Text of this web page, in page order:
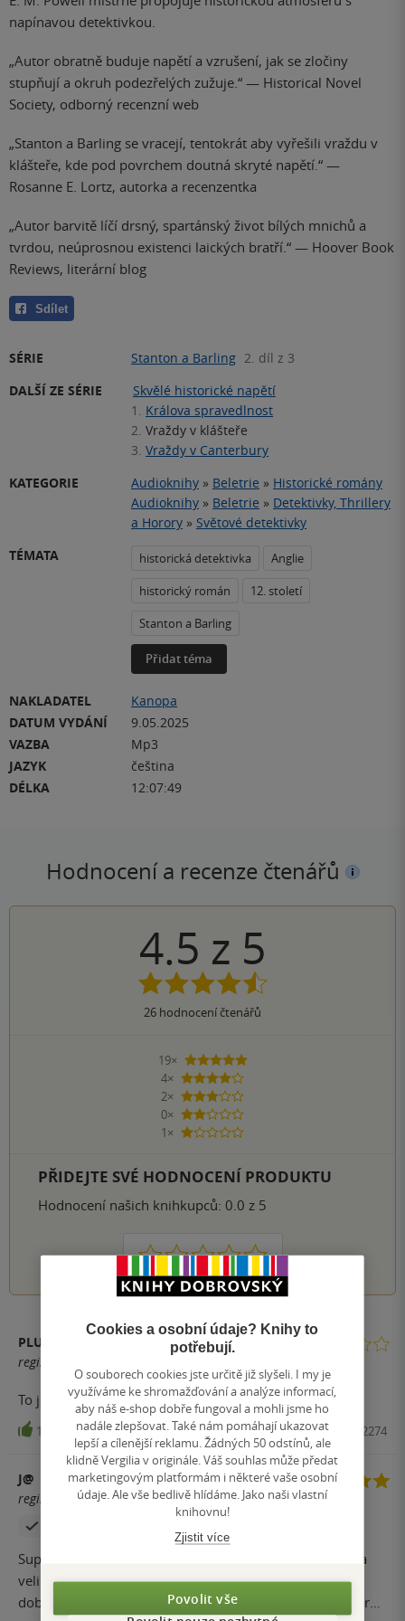
napínavou detektivkou.
„Autor obratně buduje napětí a vzrušení, jak se zločiny
stupňují a okruh podezřelých zužuje.“ — Historical Novel
Society, odborný recenzní web
„Stanton a Barling se vracejí, tentokrát aby vyřešili vraždu v
klášteře, kde pod povrchem doutná skryté napětí.“ —
Rosanne E. Lortz, autorka a recenzentka
„Autor barvitě líčí drsný, spartánský život bílých mnichů a
tvrdou, neúprosnou existenci laických bratří.“ — Hoover Book
Reviews, literární blog
Sdílet
SÉRIE Stanton a Barling 2. díl z 3
DALŠÍ ZE SÉRIE
Skvělé historické napětí
1. Králova spravedlnost
2. Vraždy v klášteře
3. Vraždy v Canterbury
KATEGORIE
Audioknihy » Beletrie » Historické romány
Audioknihy » Beletrie » Detektivky, Thrillery
a Horory » Světové detektivky
TÉMATA
historická detektivka
Anglie
historický román
12. století
Stanton a Barling
Přidat téma
NAKLADATEL
Kanopa
DATUM VYDÁNÍ
9.05.2025
VAZBA
Mp3
JAZYK
čeština
DÉLKA
12:07:49
Hodnocení a recenze čtenářů
4.5 z 5
26 hodnocení čtenářů
19×
5 hvězdiček
4×
4 hvězdičky
2×
3 hvězdičky
0×
2 hvězdičky
1×
1 hvezdička
PŘIDEJTE SVÉ HODNOCENÍ PRODUKTU
Hodnocení našich knihkupců: 0.0 z 5
1 2 3 4 5
PLUSPLUS
registrovaný uživatel
To jsou tedy kombinace, to je tedy fantazie...
16 Kniha, Vendeta, 2023, 9788027712274
J@
registrovaný uživatel
Super. Prekonalo prvni dil serie. Napinave, inteligentni a
velice ctive cteni. V celku verohodne vykresluje realitu
doby ... az na posleni kapitolu. Uz jsme si zvykl ze nektere
Cookies a osobní údaje? Knihy to
potřebují.
O souborech cookies jste určitě již slyšeli. I my je
využíváme ke shromažďování a analýze informací,
aby náš e-shop dobře fungoval a mohli jsme ho
nadále zlepšovat. Také nám pomáhají ukazovat
lepší a cílenější reklamu. Žádných 50 odstínů, ale
klidně Vergilia v originále. Váš souhlas může předat
marketingovým platformám i některé vaše osobní
údaje. Ale vše bedlivě hlídáme. Jako naši vlastní
knihovnu!
Zjistit více
Povolit vše